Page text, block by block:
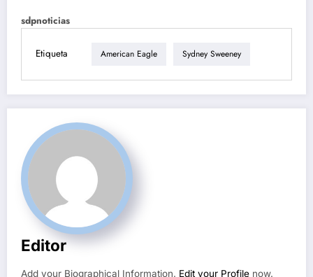
sdpnoticias
Etiqueta American Eagle Sydney Sweeney
Editor
Add your Biographical Information. Edit your Profile now.